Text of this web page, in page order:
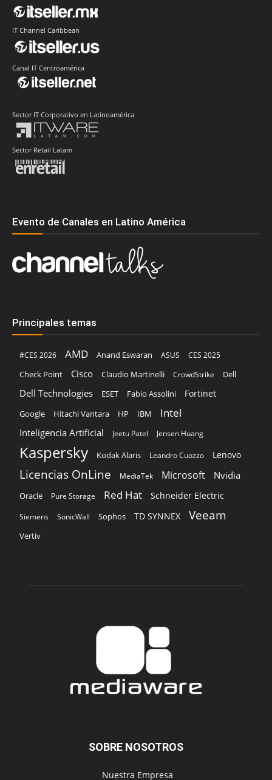
IT Channel Caribbean
Canal IT Centroamérica
Sector IT Corporativo en Latinoamérica
Sector Retail Latam
Evento de Canales en Latino América
Principales temas
#CES 2026 AMD Anand Eswaran ASUS
CES 2025
Check Point
Cisco Claudio Martinelli CrowdStrike Dell
Dell Technologies ESET Fabio Assolini Fortinet
Google Hitachi Vantara HP IBM Intel
Inteligencia Artificial Jeetu Patel Jensen Huang
Kaspersky Kodak Alaris Leandro Cuozzo Lenovo
Licencias OnLine MediaTek Microsoft Nvidia
Oracle Pure Storage Red Hat Schneider Electric
Siemens SonicWall Sophos TD SYNNEX Veeam
Vertiv
SOBRE NOSOTROS
‎ Nuestra Empresa